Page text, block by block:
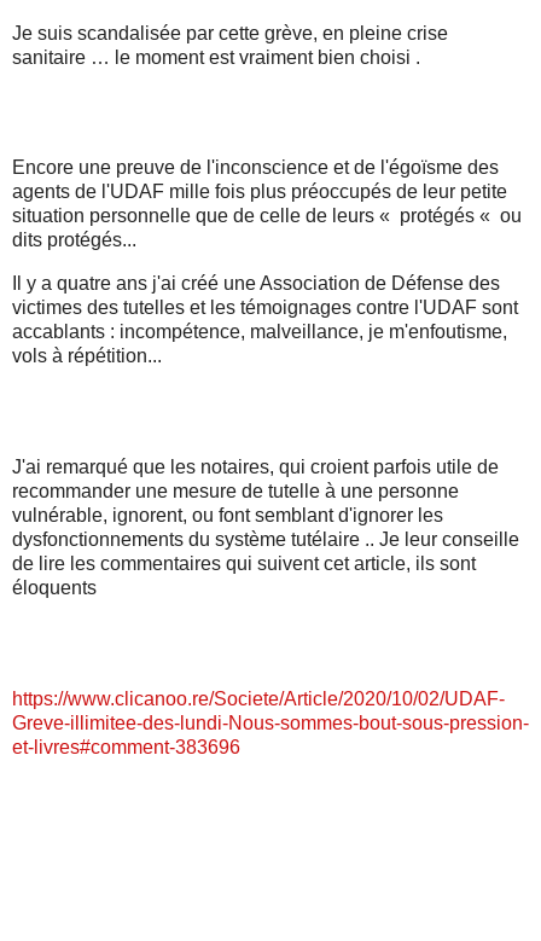
Je suis scandalisée par cette grève, en pleine crise
sanitaire … le moment est vraiment bien choisi .
Encore une preuve de l'inconscience et de l'égoïsme des
agents de l'UDAF mille fois plus préoccupés de leur petite
situation personnelle que de celle de leurs « protégés « ou
dits protégés...
Il y a quatre ans j'ai créé une Association de Défense des
victimes des tutelles et les témoignages contre l'UDAF sont
accablants : incompétence, malveillance, je m'enfoutisme,
vols à répétition...
J'ai remarqué que les notaires, qui croient parfois utile de
recommander une mesure de tutelle à une personne
vulnérable, ignorent, ou font semblant d'ignorer les
dysfonctionnements du système tutélaire .. Je leur conseille
de lire les commentaires qui suivent cet article, ils sont
éloquents
https://www.clicanoo.re/Societe/Article/2020/10/02/UDAF-
Greve-illimitee-des-lundi-Nous-sommes-bout-sous-pression-
et-livres#comment-383696